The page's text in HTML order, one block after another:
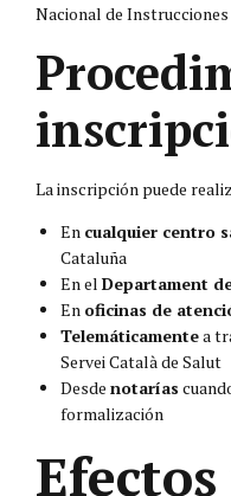
Nacional de Instrucciones
La inscripción puede
En cualquier centro
Cataluña
En el Departament
En oficinas de
Telemáticamentea
Servei Català de Salut
Desde notarías
formalización